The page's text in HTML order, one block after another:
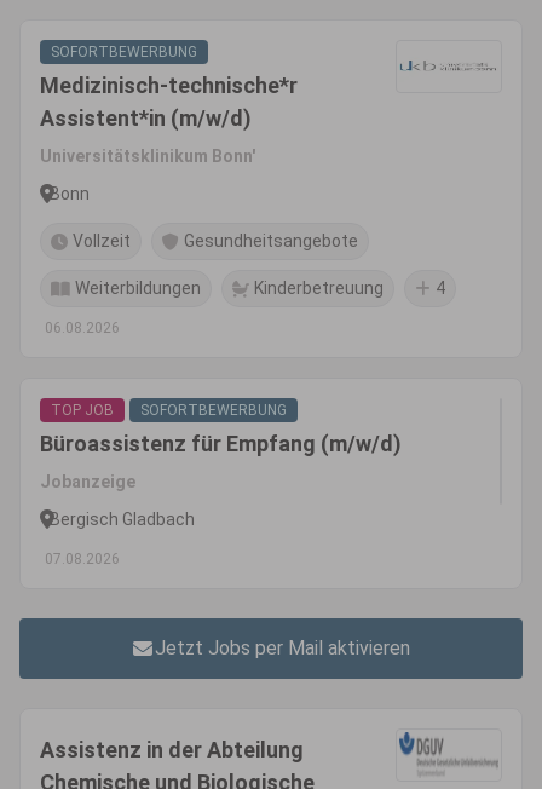
SOFORTBEWERBUNG
Medizinisch-technische*r
Assistent*in (m/w/d)
Universitätsklinikum Bonn'
Bonn
Vollzeit Gesundheitsangebote
Weiterbildungen Kinderbetreuung 4
06.08.2026
TOP JOB SOFORTBEWERBUNG
Büroassistenz für Empfang (m/w/d)
Jobanzeige
Bergisch Gladbach
07.08.2026
Jetzt Jobs per Mail aktivieren
Assistenz in der Abteilung
Chemische und Biologische